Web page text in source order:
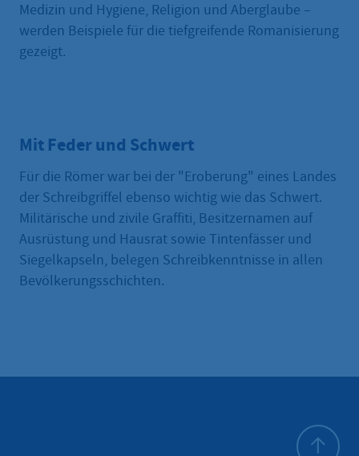
Medizin und Hygiene, Religion und Aberglaube –
werden Beispiele für die tiefgreifende Romanisierung
gezeigt.
Mit Feder und Schwert
Für die Römer war bei der "Eroberung" eines Landes
der Schreibgriffel ebenso wichtig wie das Schwert.
Militärische und zivile Graffiti, Besitzernamen auf
Ausrüstung und Hausrat sowie Tintenfässer und
Siegelkapseln, belegen Schreibkenntnisse in allen
Bevölkerungsschichten.